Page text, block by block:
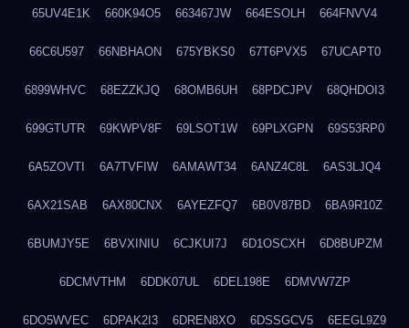
65UV4E1K 660K94O5 663467JW 664ESOLH 664FNVV4
66C6U597 66NBHAON 675YBKS0 67T6PVX5 67UCAPT0
6899WHVC 68EZZKJQ 68OMB6UH 68PDCJPV 68QHDOI3
699GTUTR 69KWPV8F 69LSOT1W 69PLXGPN 69S53RP0
6A5ZOVTI 6A7TVFIW 6AMAWT34 6ANZ4C8L 6AS3LJQ4
6AX21SAB 6AX80CNX 6AYEZFQ7 6B0V87BD 6BA9R10Z
6BUMJY5E 6BVXINIU 6CJKUI7J 6D1OSCXH 6D8BUPZM
6DCMVTHM 6DDK07UL 6DEL198E 6DMVW7ZP
6DO5WVEC 6DPAK2I3 6DREN8XO 6DSSGCV5 6EEGL9Z9